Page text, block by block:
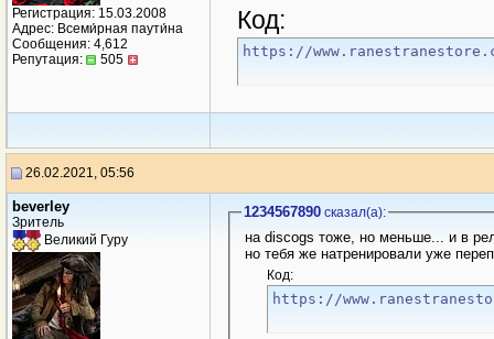
Регистрация: 15.03.2008
Адрес: Всеми́рная паути́на
Сообщения: 4,612
Репутация:
505
Код:
https://
26.02.2021, 05:56
beverley
Зритель
Великий Гуру
1234567890сказал(a):
на discogs тоже, но меньше... и в
но тебя же натренировали уже
Код:
https://